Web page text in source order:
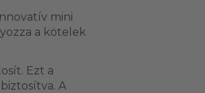
mini
a kötelek
Ezt a
A